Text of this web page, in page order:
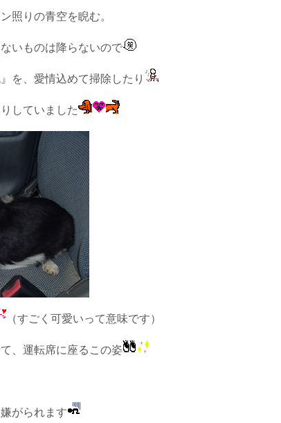
照りの青空を睨む。
いものは降らないので
を、愛情込めて掃除したり
していました
（すごく可愛いって意味です）
、運転席に座るこの姿
がられます